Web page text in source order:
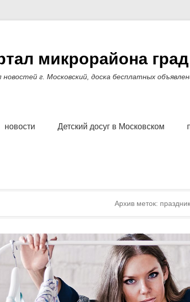
микрорайона
г. Московский, доска бесплатных
к содержимому
новости Детский досуг в Московском
Архив меток: праздник